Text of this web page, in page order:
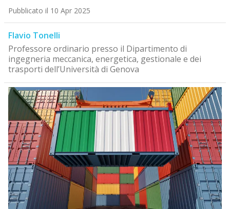
Pubblicato il 10 Apr 2025
Flavio Tonelli
Professore ordinario presso il Dipartimento di
ingegneria meccanica, energetica, gestionale e dei
trasporti dell’Università di Genova